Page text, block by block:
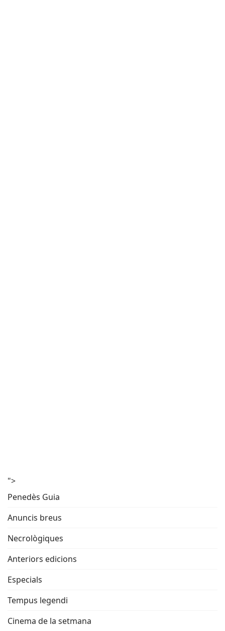
">
Penedès Guia
Anuncis breus
Necrològiques
Anteriors edicions
Especials
Tempus legendi
Cinema de la setmana